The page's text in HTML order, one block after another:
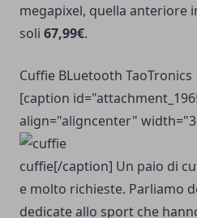
megapixel, quella anteriore
soli 67,99€.
Cuffie BLuetooth TaoTronics
[caption
align="aligncenter"
cuffie[/caption] Un paio di
e molto richieste. Parliamo
dedicate allo sport che